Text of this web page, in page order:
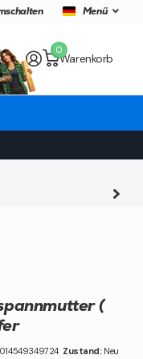
Menü
Warenkorb
0
(
Zustand: Neu